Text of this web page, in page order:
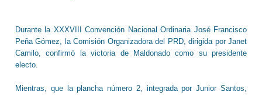
Durante la XXXVIII Convención Nacional Ordinaria José Francisco
Peña Gómez, la Comisión Organizadora del PRD, dirigida por Janet
Camilo, confirmó la victoria de Maldonado como su presidente
electo.
Mientras, que la plancha número 2, integrada por Junior Santos,